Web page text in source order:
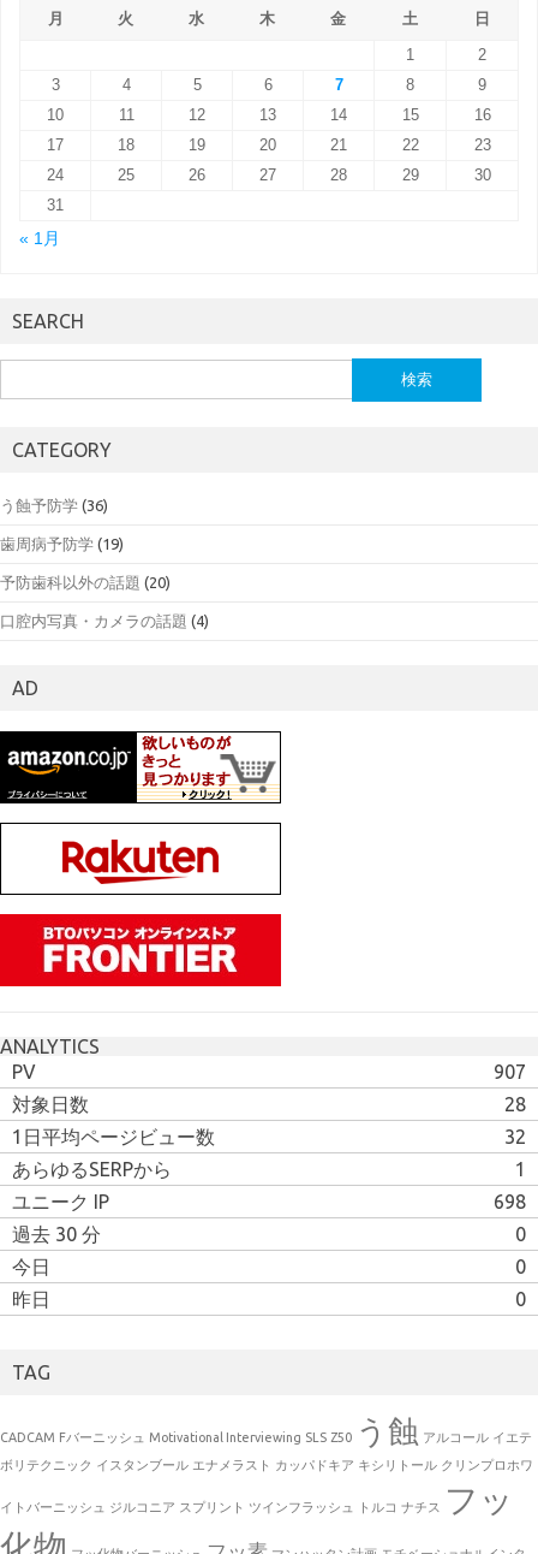
月
火 水 木 金 土
日
1
2
3
4 5 6 7 8
9
10
11 12 13 14 15
16
17
18 19 20 21 22
23
24
25 26 27 28 29
30
31
« 1月
SEARCH
索:
CATEGORY
う蝕予防学 (36)
歯周病予防学 (19)
予防歯科以外の話題 (20)
口腔内写真・カメラの話題 (4)
AD
ANALYTICS
PV
907
対象日数
28
1日平均ページビュー数
32
あらゆるSERPから
1
ユニーク IP
698
過去 30 分
0
今日
0
昨日
0
TAG
CADCAM Fバーニッシュ Motivational Interviewing SLS Z50 う蝕 アルコール イエテ
ボリテクニック イスタンブール エナメラスト カッパドキア キシリトール クリンプロホワ
イトバーニッシュ ジルコニア スプリント ツインフラッシュ トルコ ナチス
フッ
化物